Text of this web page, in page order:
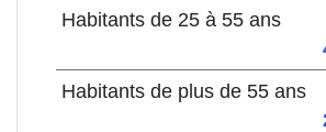
Habitants de 25 à 55 ans
Habitants de plus de 55 ans